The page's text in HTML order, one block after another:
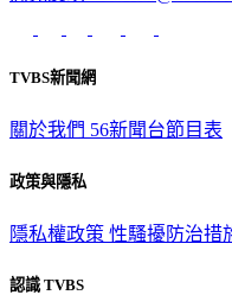
TVBS新聞網
關於我們 56新聞台節目表
政策與隱私
隱私權政策 性騷擾防治措
認識 TVBS